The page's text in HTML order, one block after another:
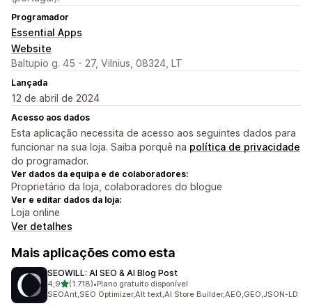
Programador
Essential Apps
Website
Baltupio g. 45 - 27, Vilnius, 08324, LT
Lançada
12 de abril de 2024
Acesso aos dados
Esta aplicação necessita de acesso aos seguintes dados para
funcionar na sua loja. Saiba porquê na política de privacidade
do programador.
Ver dados da equipa e de colaboradores:
Proprietário da loja, colaboradores do blogue
Ver e editar dados da loja:
Loja online
Ver detalhes
Mais aplicações como esta
SEOWILL: AI SEO & AI Blog Post
4,9de 5 estrelas
(1.718)
1718 total de avaliações
•Plano gratuito disponível
SEOAnt,SEO Optimizer,Alt text,AI Store Builder,AEO,GEO,JSON-LD